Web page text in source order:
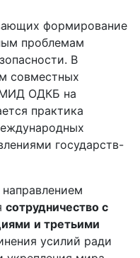
формирование
проблемам
В
совместных
ОДКБ на
практика
государств-
сотрудничество с
и третьими
усилий ради